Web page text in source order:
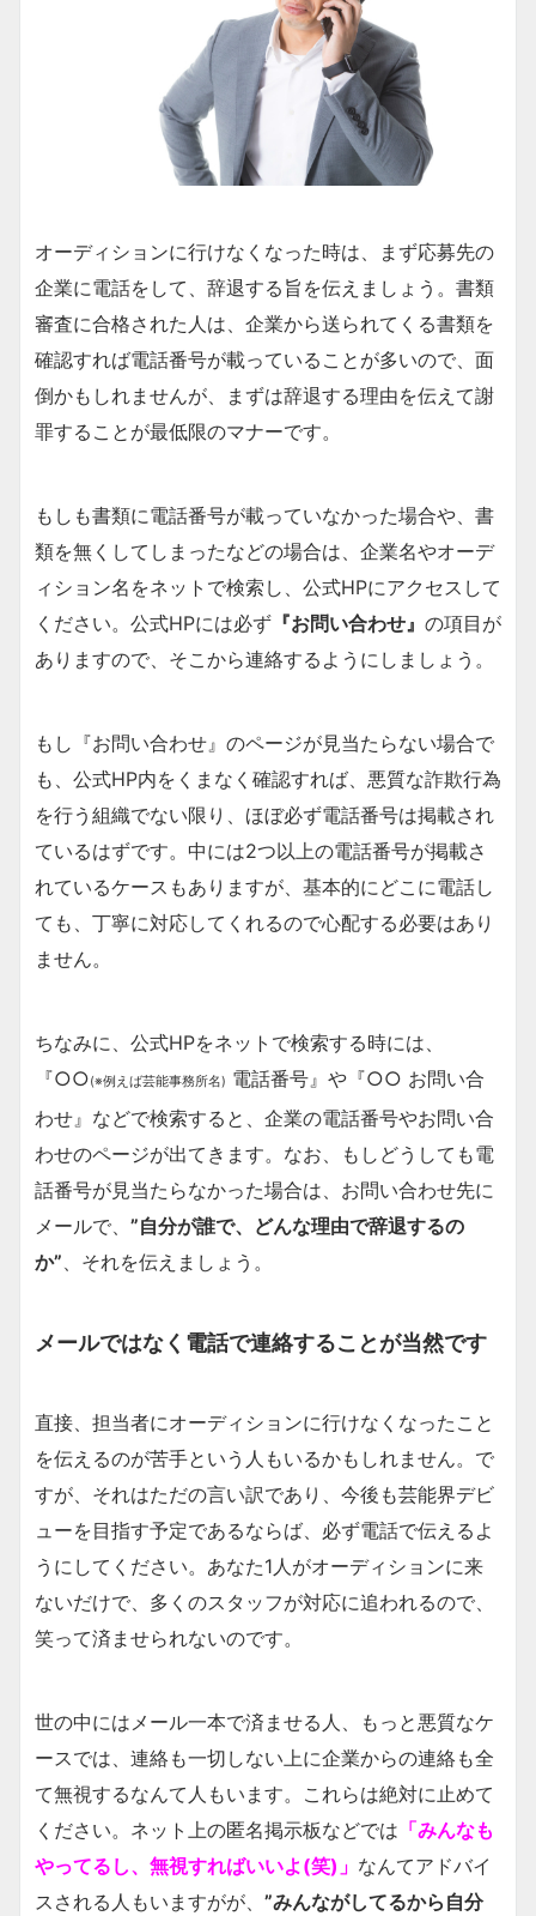
オーディションに行けなくなった時は、まず応募先の
企業に電話をして、辞退する旨を伝えましょう。書類
審査に合格された人は、企業から送られてくる書類を
確認すれば電話番号が載っていることが多いので、面
倒かもしれませんが、まずは辞退する理由を伝えて謝
罪することが最低限のマナーです。
もしも書類に電話番号が載っていなかった場合や、書
類を無くしてしまったなどの場合は、企業名やオーデ
ィション名をネットで検索し、公式HPにアクセスして
ください。公式HPには必ず 『お問い合わせ』 の項目が
ありますので、そこから連絡するようにしましょう。
もし『お問い合わせ』のページが見当たらない場合で
も、公式HP内をくまなく確認すれば、悪質な詐欺行為
を行う組織でない限り、ほぼ必ず電話番号は掲載され
ているはずです。中には2つ以上の電話番号が掲載さ
れているケースもありますが、基本的にどこに電話し
ても、丁寧に対応してくれるので心配する必要はあり
ません。
ちなみに、公式HPをネットで検索する時には、
『○○(※例えば芸能事務所名) 電話番号』や『○○ お問い合
わせ』などで検索すると、企業の電話番号やお問い合
わせのページが出てきます。なお、もしどうしても電
話番号が見当たらなかった場合は、お問い合わせ先に
メールで、 ”自分が誰で、どんな理由で辞退するの
か” 、それを伝えましょう。
メールではなく電話で連絡することが当然です
直接、担当者にオーディションに行けなくなったこと
を伝えるのが苦手という人もいるかもしれません。で
すが、それはただの言い訳であり、今後も芸能界デビ
ューを目指す予定であるならば、必ず電話で伝えるよ
うにしてください。あなた1人がオーディションに来
ないだけで、多くのスタッフが対応に追われるので、
笑って済ませられないのです。
世の中にはメール一本で済ませる人、もっと悪質なケ
ースでは、連絡も一切しない上に企業からの連絡も全
て無視するなんて人もいます。これらは絶対に止めて
ください。ネット上の匿名掲示板などでは 「みんなも
やってるし、無視すればいいよ(笑)」 なんてアドバイ
スされる人もいますがが、 ”みんながしてるから自分